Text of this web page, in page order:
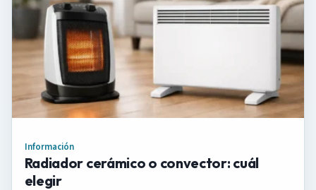
Información
Radiador cerámico o convector: cuál
elegir